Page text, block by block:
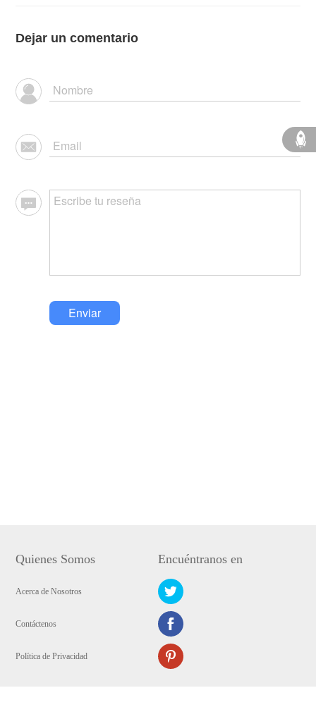
Dejar un comentario
Enviar
Quienes Somos
Acerca de Nosotros
Contáctenos
Política de Privacidad
Encuéntranos en